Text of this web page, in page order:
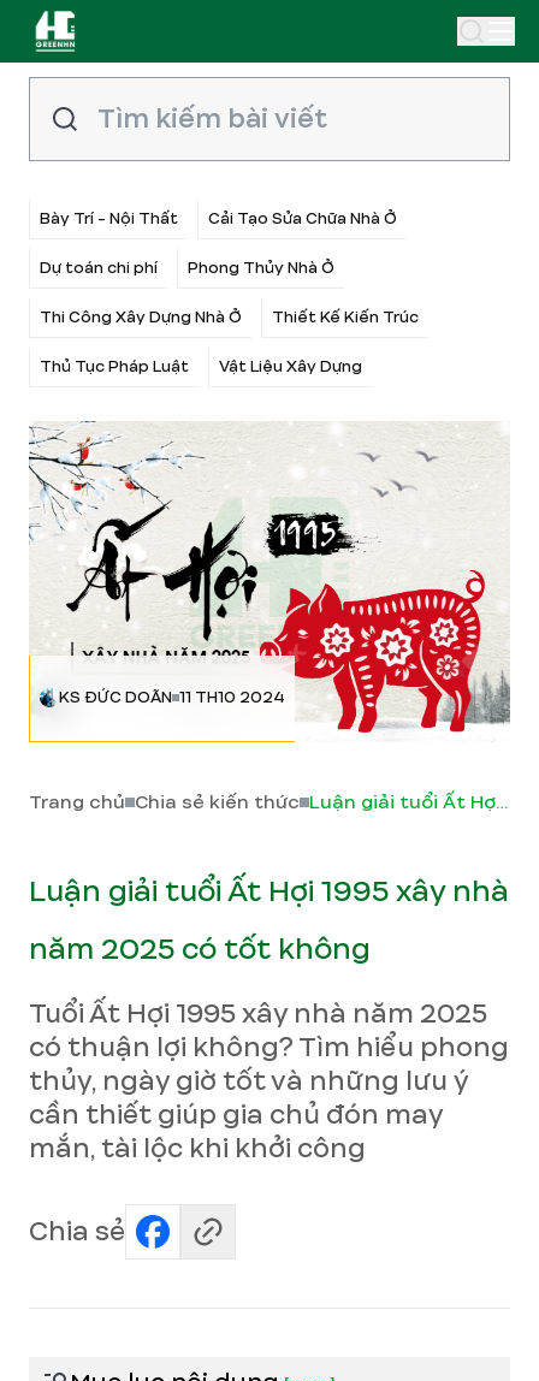
Bày Trí - Nội Thất Cải Tạo Sửa Chữa Nhà Ở
Dự toán chi phí Phong Thủy Nhà Ở
Thi Công Xây Dựng Nhà Ở Thiết Kế Kiến Trúc
Thủ Tục Pháp Luật Vật Liệu Xây Dựng
KS ĐỨC DOÃN 11 TH10 2024
Trang chủ Chia sẻ kiến thức Luận giải tuổi Ất Hợi 1995 xây nhà năm 2025 có tốt không
Luận giải tuổi Ất Hợi 1995 xây nhà
năm 2025 có tốt không
Tuổi Ất Hợi 1995 xây nhà năm 2025
có thuận lợi không? Tìm hiểu phong
thủy, ngày giờ tốt và những lưu ý
cần thiết giúp gia chủ đón may
mắn, tài lộc khi khởi công
Chia sẻ